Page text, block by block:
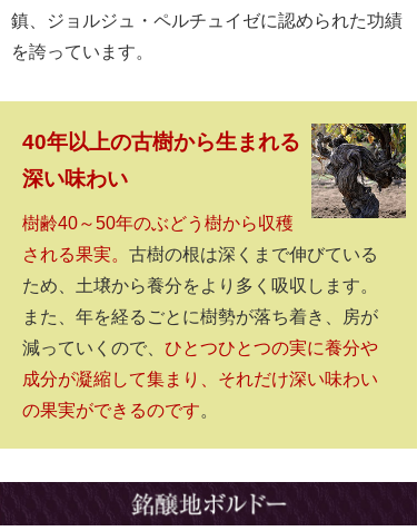
鎮、ジョルジュ・ペルチュイゼに認められた功績
を誇っています。
40年以上の古樹から生まれる
深い味わい
樹齢40～50年のぶどう樹から収穫
される果実。 古樹の根は深くまで伸びている
ため、土壌から養分をより多く吸収します。
また、年を経るごとに樹勢が落ち着き、房が
減っていくので、 ひとつひとつの実に養分や
成分が凝縮して集まり、それだけ深い味わい
の果実ができるのです。